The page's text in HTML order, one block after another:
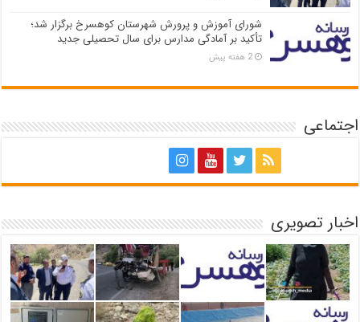
شورای آموزش و پرورش شهرستان کوهسرخ برگزار شد؛
تأکید بر آمادگی مدارس برای سال تحصیلی جدید
2 هفته پیش
اجتماعی
اخبار تصویری